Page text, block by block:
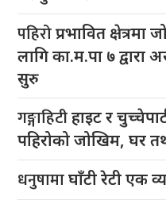
पहिरोप्रभावित
लागि का.म.पा ७ द्वारा
सुरु
गङ्गाहिटीहाइट र
पहिरोको जोखिम, घर
धनुषामाघाँटी रेटी एक